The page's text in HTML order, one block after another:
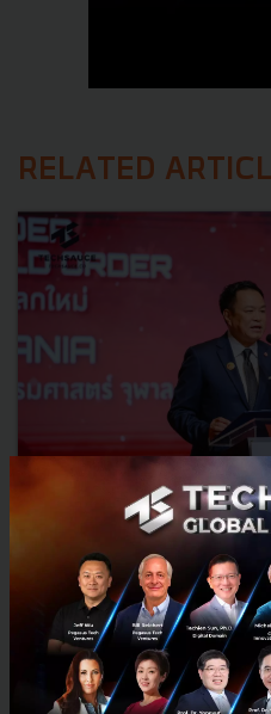
RELATED
3 เรื่องที่ประเทศไทยต้อง
ระบบราชการ เพื่อยกระดับขีดคว
นายอนุทิน ชาญวีรกูล นายกรัฐมนต
มหาดไทย กล่าวปาฐกถาพิเศษในหั
ใหม่” ในงาน The INTANIA